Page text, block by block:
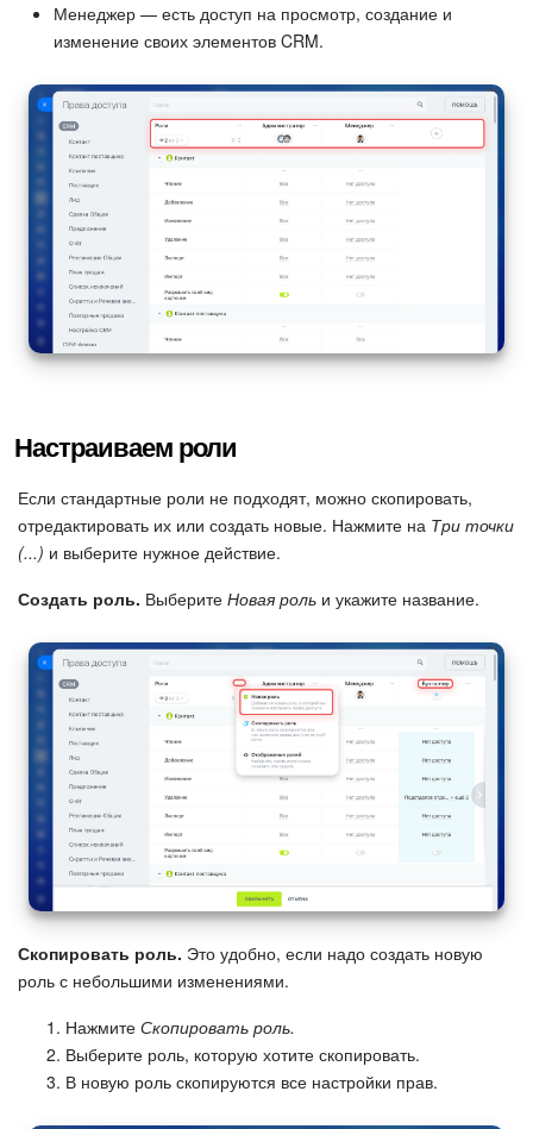
Интеграция 1С и Битрикс24
Сотрудники
Бизнес-процессы
Маркетплейс
Контакт-центр
Настройки
Телефония
Филиальная сеть
Приложение Битрикс24
Общие вопросы
Битрикс24 в коробке
Изменения в статьях (архив)
ПОЛУЧИТЬ БЕСПЛАТНО
Менеджер — есть доступ на просмотр, создание и
изменение своих элементов CRM.
Настраиваем роли
Если стандартные роли не подходят, можно скопировать,
отредактировать их или создать новые. Нажмите на Три точки
(...) и выберите нужное действие.
Создать роль. Выберите Новая роль и укажите название.
Скопировать роль. Это удобно, если надо создать новую
роль с небольшими изменениями.
Нажмите Скопировать роль.
Выберите роль, которую хотите скопировать.
В новую роль скопируются все настройки прав.